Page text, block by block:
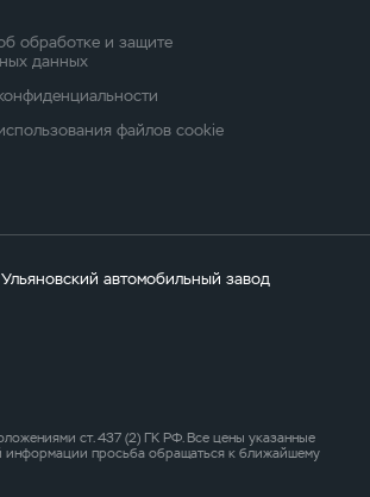
обработке и защите
данных
файлов cookie
автомобильный завод
ст. 437 (2) ГК РФ. Все цены указанные
информации просьба обращаться к ближайшему